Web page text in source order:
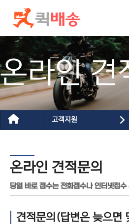
건너뛰기
온라인 견
고객지원
온라인 견적문의
당일 바로 접수는 전화접수나 인터넷접수
견적문의(답변은 늦으면